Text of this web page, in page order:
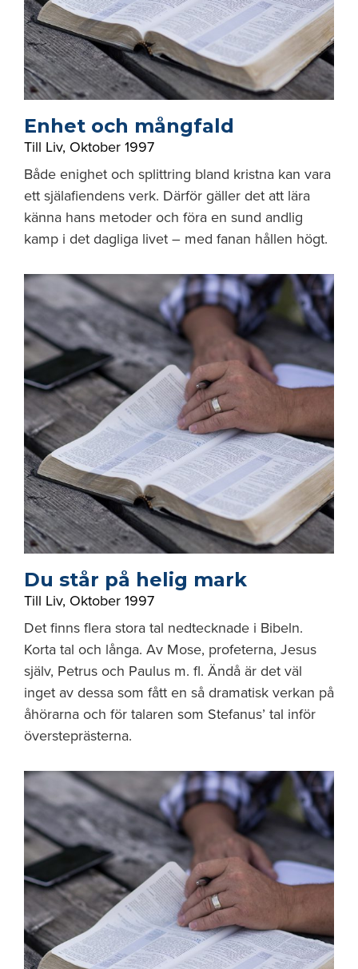
Enhet och mångfald
Till Liv, Oktober 1997
Både enighet och splittring bland kristna kan vara
ett själafiendens verk. Därför gäller det att lära
känna hans metoder och föra en sund andlig
kamp i det dagliga livet – med fanan hållen högt.
Du står på helig mark
Till Liv, Oktober 1997
Det finns flera stora tal nedtecknade i Bibeln.
Korta tal och långa. Av Mose, profeterna, Jesus
själv, Petrus och Paulus m. fl. Ändå är det väl
inget av dessa som fått en så dramatisk verkan på
åhörarna och för talaren som Stefanus’ tal inför
översteprästerna.